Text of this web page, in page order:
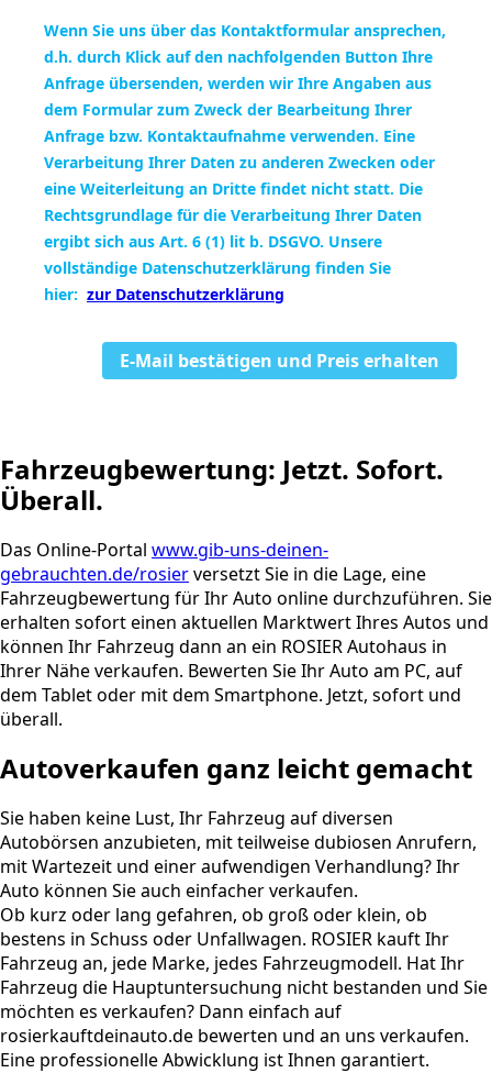
Wenn Sie uns über das Kontaktformular ansprechen,
d.h. durch Klick auf den nachfolgenden Button Ihre
Anfrage übersenden, werden wir Ihre Angaben aus
dem Formular zum Zweck der Bearbeitung Ihrer
Anfrage bzw. Kontaktaufnahme verwenden. Eine
Verarbeitung Ihrer Daten zu anderen Zwecken oder
eine Weiterleitung an Dritte findet nicht statt. Die
Rechtsgrundlage für die Verarbeitung Ihrer Daten
ergibt sich aus Art. 6 (1) lit b. DSGVO. Unsere
vollständige Datenschutzerklärung finden Sie
hier: zur Datenschutzerklärung
E-Mail bestätigen und Preis erhalten
Fahrzeugbewertung: Jetzt. Sofort.
Überall.
Das Online-Portal www.gib-uns-deinen-
gebrauchten.de/rosierversetzt Sie in die Lage, eine
Fahrzeugbewertung für Ihr Auto online durchzuführen. Sie
erhalten sofort einen aktuellen Marktwert Ihres Autos und
können Ihr Fahrzeug dann an ein ROSIER Autohaus in
Ihrer Nähe verkaufen. Bewerten Sie Ihr Auto am PC, auf
dem Tablet oder mit dem Smartphone. Jetzt, sofort und
überall.
Autoverkaufen ganz leicht gemacht
Sie haben keine Lust, Ihr Fahrzeug auf diversen
Autobörsen anzubieten, mit teilweise dubiosen Anrufern,
mit Wartezeit und einer aufwendigen Verhandlung? Ihr
Auto können Sie auch einfacher verkaufen.
Ob kurz oder lang gefahren, ob groß oder klein, ob
bestens in Schuss oder Unfallwagen. ROSIER kauft Ihr
Fahrzeug an, jede Marke, jedes Fahrzeugmodell. Hat Ihr
Fahrzeug die Hauptuntersuchung nicht bestanden und Sie
möchten es verkaufen? Dann einfach auf
rosierkauftdeinauto.de bewerten und an uns verkaufen.
Eine professionelle Abwicklung ist Ihnen garantiert.